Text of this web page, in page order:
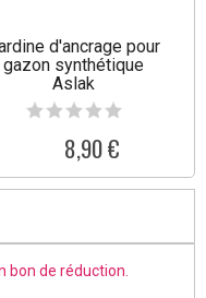
d'ancrage pour
gazon synthétique
Aslak
8,90 €
bon de réduction.